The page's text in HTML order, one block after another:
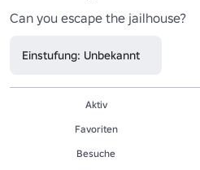
Can you escape the jailhouse?
Einstufung: Unbekannt
Aktiv
Favoriten
Besuche